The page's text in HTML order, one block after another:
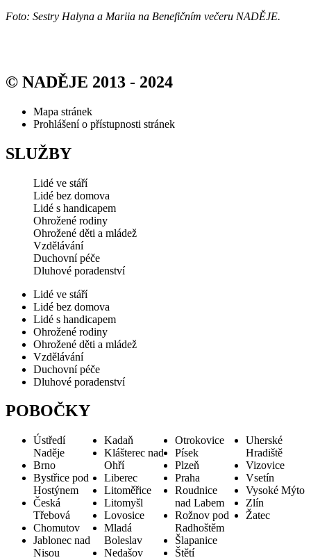
Foto: Sestry Halyna a Mariia na Benefičním večeru NADĚJE.
© NADĚJE 2013 - 2024
Mapa stránek
Prohlášení o přístupnosti stránek
SLUŽBY
Lidé ve stáří
Lidé bez domova
Lidé s handicapem
Ohrožené rodiny
Ohrožené děti a mládež
Vzdělávání
Duchovní péče
Dluhové poradenství
Lidé ve stáří
Lidé bez domova
Lidé s handicapem
Ohrožené rodiny
Ohrožené děti a mládež
Vzdělávání
Duchovní péče
Dluhové poradenství
POBOČKY
Ústředí
Naděje
Brno
Bystřice pod
Hostýnem
Česká
Třebová
Chomutov
Jablonec nad
Nisou
Kadaň
Klášterec nad
Ohří
Liberec
Litoměřice
Litomyšl
Lovosice
Mladá
Boleslav
Nedašov
Otrokovice
Písek
Plzeň
Praha
Roudnice
nad Labem
Rožnov pod
Radhoštěm
Šlapanice
Štětí
Uherské
Hradiště
Vizovice
Vsetín
Vysoké Mýto
Zlín
Žatec